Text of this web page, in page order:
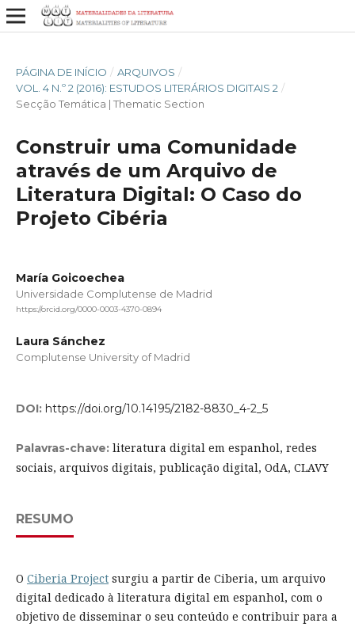
PÁGINA DE INÍCIO / ARQUIVOS /
VOL. 4 N.º 2 (2016): ESTUDOS LITERÁRIOS DIGITAIS 2 /
Secção Temática | Thematic Section
Construir uma Comunidade
através de um Arquivo de
Literatura Digital: O Caso do
Projeto Cibéria
María Goicoechea
Universidade Complutense de Madrid
https://orcid.org/0000-0003-4370-0894
Laura Sánchez
Complutense University of Madrid
DOI: https://doi.org/10.14195/2182-8830_4-2_5
Palavras-chave: literatura digital em espanhol, redes
sociais, arquivos digitais, publicação digital, OdA, CLAVY
RESUMO
O Ciberia Projectsurgiu a partir de Ciberia, um arquivo
digital dedicado à literatura digital em espanhol, com o
objetivo de disseminar o seu conteúdo e contribuir para a